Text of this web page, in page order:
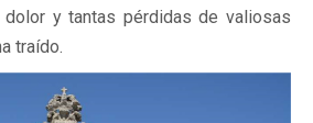
dolor y tantas pérdidas de valiosas
traído.